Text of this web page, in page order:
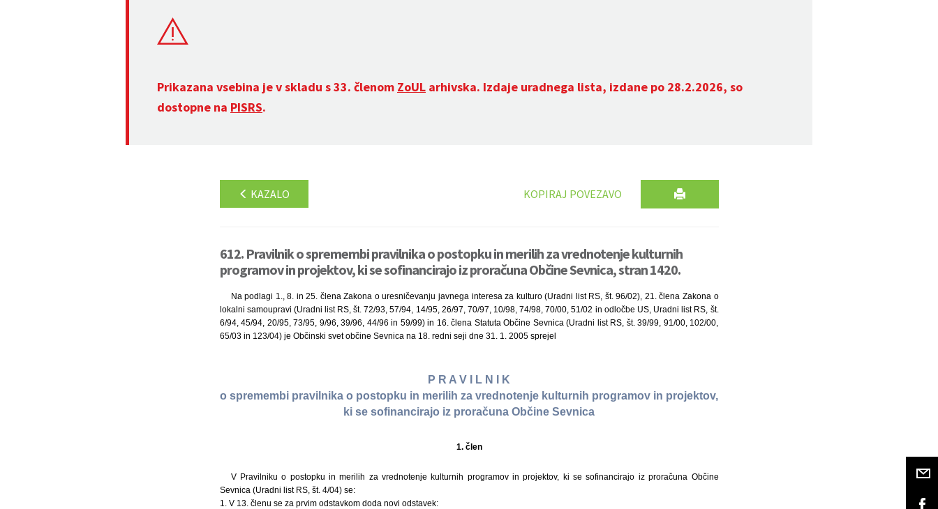
Prikazana vsebina je v skladu s 33. členom ZoUL arhivska. Izdaje uradnega lista, izdane po 28.2.2026, so
dostopne na PISRS.
KAZALO KOPIRAJ POVEZAVO
612. Pravilnik o spremembi pravilnika o postopku in merilih za vrednotenje kulturnih
programov in projektov, ki se sofinancirajo iz proračuna Občine Sevnica, stran 1420.
Na podlagi 1., 8. in 25. člena Zakona o uresničevanju javnega interesa za kulturo (Uradni list RS, št. 96/02), 21. člena Zakona o
lokalni samoupravi (Uradni list RS, št. 72/93, 57/94, 14/95, 26/97, 70/97, 10/98, 74/98, 70/00, 51/02 in odločbe US, Uradni list RS, št.
6/94, 45/94, 20/95, 73/95, 9/96, 39/96, 44/96 in 59/99) in 16. člena Statuta Občine Sevnica (Uradni list RS, št. 39/99, 91/00, 102/00,
65/03 in 123/04) je Občinski svet občine Sevnica na 18. redni seji dne 31. 1. 2005 sprejel
P R A V I L N I K
o spremembi pravilnika o postopku in merilih za vrednotenje kulturnih programov in projektov,
ki se sofinancirajo iz proračuna Občine Sevnica
1. člen
V Pravilniku o postopku in merilih za vrednotenje kulturnih programov in projektov, ki se sofinancirajo iz proračuna Občine
Sevnica (Uradni list RS, št. 4/04) se:
1. V 13. členu se za prvim odstavkom doda novi odstavek: